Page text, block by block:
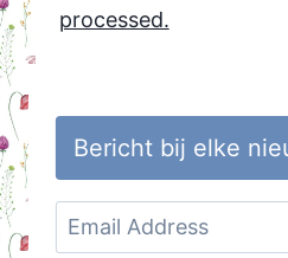
processed.
Bericht bij elke
Email
Address